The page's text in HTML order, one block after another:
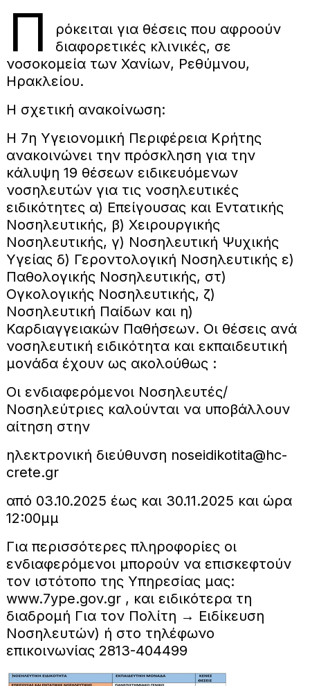
Π
ρόκειται για θέσεις που αφροούν
διαφορετικές κλινικές, σε
νοσοκομεία των Χανίων, Ρεθύμνου,
Ηρακλείου.
Η σχετική ανακοίνωση:
Η 7η Υγειονομική Περιφέρεια Κρήτης
ανακοινώνει την πρόσκληση για την
κάλυψη 19 θέσεων ειδικευόμενων
νοσηλευτών για τις νοσηλευτικές
ειδικότητες α) Επείγουσας και Εντατικής
Νοσηλευτικής, β) Χειρουργικής
Νοσηλευτικής, γ) Νοσηλευτική Ψυχικής
Υγείας δ) Γεροντολογική Νοσηλευτικής ε)
Παθολογικής Νοσηλευτικής, στ)
Ογκολογικής Νοσηλευτικής, ζ)
Νοσηλευτική Παίδων και η)
Καρδιαγγειακών Παθήσεων. Οι θέσεις ανά
νοσηλευτική ειδικότητα και εκπαιδευτική
μονάδα έχουν ως ακολούθως :
Οι ενδιαφερόμενοι Νοσηλευτές/
Νοσηλεύτριες καλούνται να υποβάλλουν
αίτηση στην
ηλεκτρονική διεύθυνση noseidikotita@hc-
crete.gr
από 03.10.2025 έως και 30.11.2025 και ώρα
12:00μμ
Για περισσότερες πληροφορίες οι
ενδιαφερόμενοι μπορούν να επισκεφτούν
τον ιστότοπο της Υπηρεσίας μας:
www.7ype.gov.gr , και ειδικότερα τη
διαδρομή Για τον Πολίτη → Ειδίκευση
Νοσηλευτών) ή στο τηλέφωνο
επικοινωνίας 2813-404499